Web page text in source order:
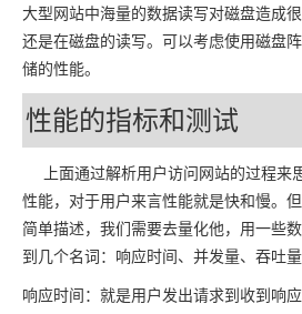
大型网站中海量的数据读写对磁盘造成
还是在磁盘的读写。可以考虑使用磁盘
储的性能。
性能的指标和测试
上面通过解析用户访问网站的过程来
性能，对于用户来言性能就是快和慢。
简单描述，我们需要去量化他，用一些
到几个名词：响应时间、并发量、吞吐量
响应时间：就是用户发出请求到收到响应